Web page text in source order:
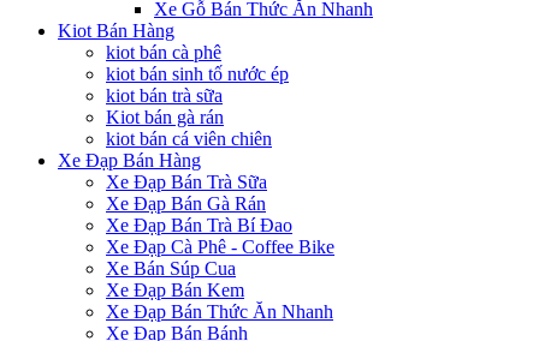
Xe Gỗ Bán Thức Ăn Nhanh
Kiot Bán Hàng
kiot bán cà phê
kiot bán sinh tố nước ép
kiot bán trà sữa
Kiot bán gà rán
kiot bán cá viên chiên
Xe Đạp Bán Hàng
Xe Đạp Bán Trà Sữa
Xe Đạp Bán Gà Rán
Xe Đạp Bán Trà Bí Đao
Xe Đạp Cà Phê - Coffee Bike
Xe Bán Súp Cua
Xe Đạp Bán Kem
Xe Đạp Bán Thức Ăn Nhanh
Xe Đạp Bán Bánh